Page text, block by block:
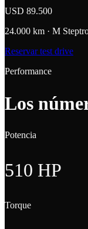
USD 89.500
24.000 km · M
Reservar test drive
Performance
Los
Potencia
510 HP
Torque